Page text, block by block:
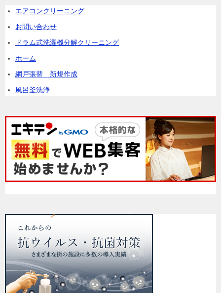
エアコンクリーニング
お問い合わせ
ドラム式洗濯機分解クリーニング
ホーム
網戸張替 新規作成
風呂釜洗浄